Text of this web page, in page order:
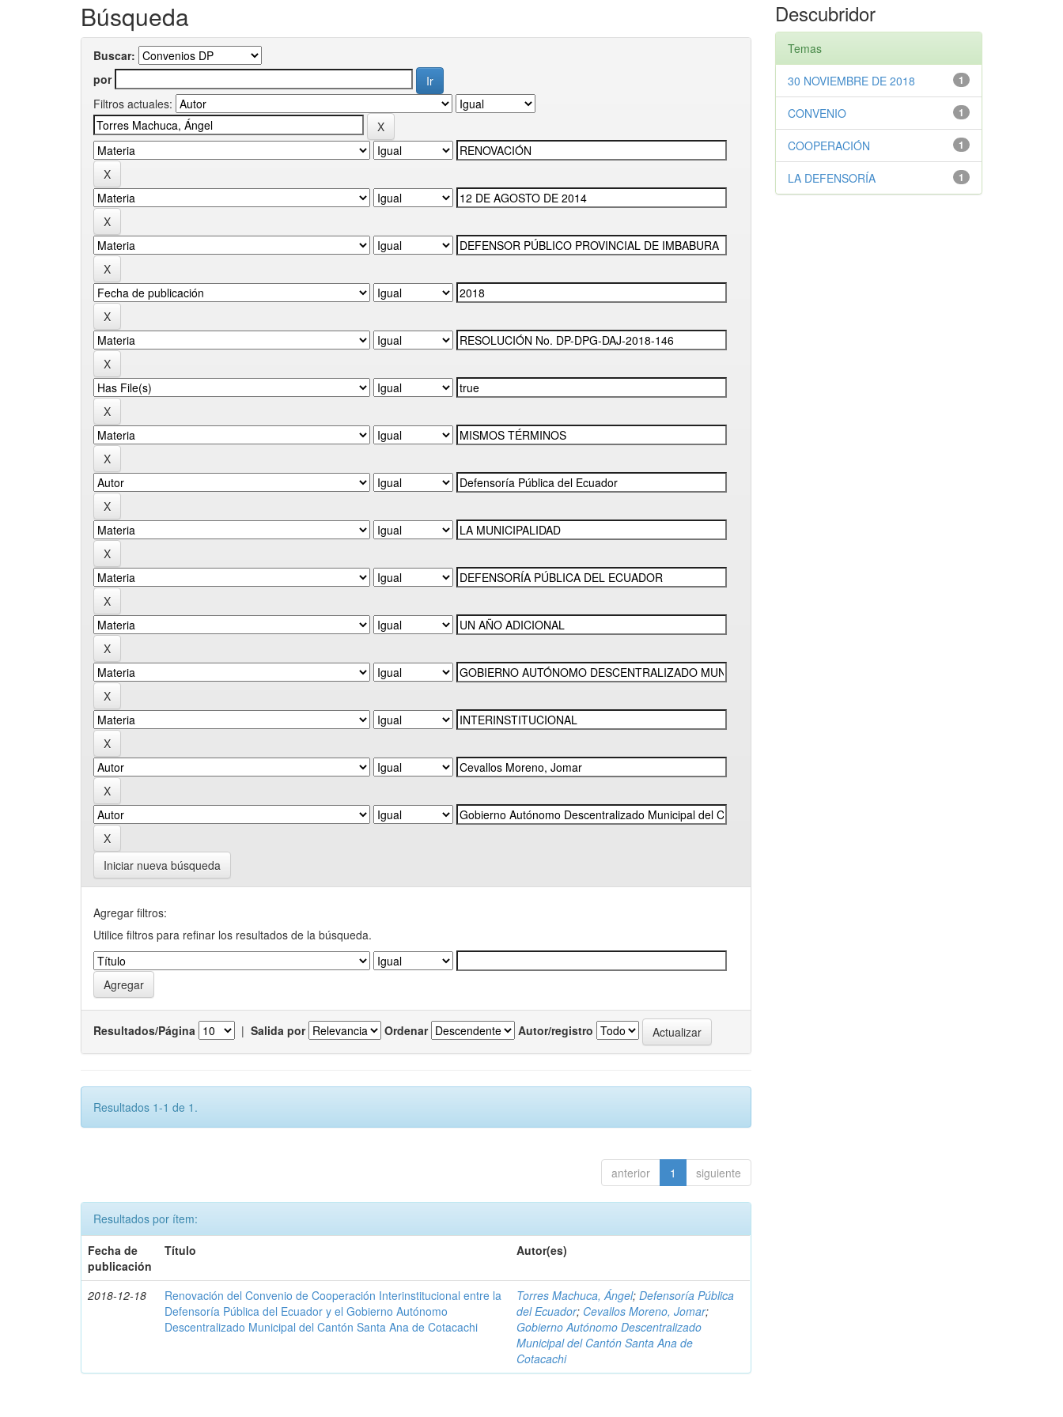
Búsqueda
Buscar:
por
Filtros actuales:
Iniciar nueva búsqueda
Agregar filtros:
Utilice filtros para refinar los resultados de la búsqueda.
Resultados/Página | Salida por Ordenar Autor/registro
Resultados 1-1 de 1.
anterior 1 siguiente
Resultados por ítem:
Fecha de
publicación
Título Autor(es)
2018-12-18
Renovación del Convenio de Cooperación Interinstitucional entre la
Defensoría Pública del Ecuador y el Gobierno Autónomo
Descentralizado Municipal del Cantón Santa Ana de Cotacachi
Torres Machuca, Ángel;Defensoría Pública
del Ecuador; Cevallos Moreno, Jomar;
Gobierno Autónomo Descentralizado
Municipal del Cantón Santa Ana de
Cotacachi
Descubridor
Temas
1
30 NOVIEMBRE DE 2018
1
CONVENIO
1
COOPERACIÓN
1
LA DEFENSORÍA